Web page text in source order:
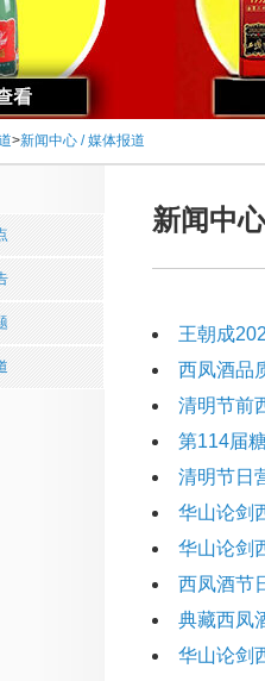
>新闻中心 / 媒体报道
新闻中
王朝成
西凤酒品
清明节前
第114届
清明节日
华山论剑
华山论剑
西凤酒节
典藏西凤
华山论剑